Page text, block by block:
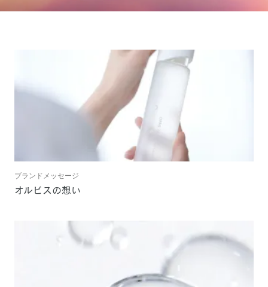
ブランドメッセージ
オルビスの想い